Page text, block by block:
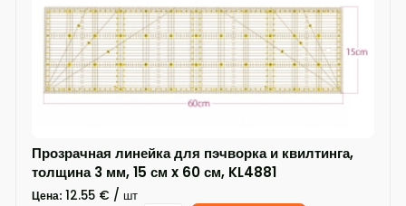
Прозрачная линейка для пэчворка и квилтинга,
толщина 3 мм, 15 см x 60 см, KL4881
Цена: 12.55 € / шт